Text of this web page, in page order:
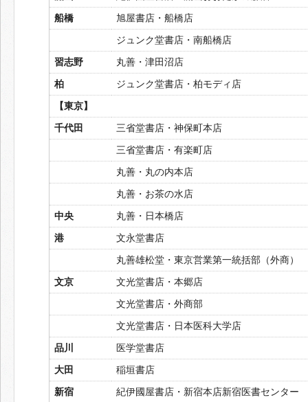
船橋
旭屋書店・船橋店
ジュンク堂書店・南船橋店
習志野
丸善・津田沼店
柏
ジュンク堂書店・柏モディ店
【東京】
千代田
三省堂書店・神保町本店
三省堂書店・有楽町店
丸善・丸の内本店
丸善・お茶の水店
中央
丸善・日本橋店
港
文永堂書店
丸善雄松堂・東京営業第一統括部（外商）
文京
文光堂書店・本郷店
文光堂書店・外商部
文光堂書店・日本医科大学店
品川
医学堂書店
大田
稲垣書店
新宿
紀伊國屋書店・新宿本店新宿医書センター